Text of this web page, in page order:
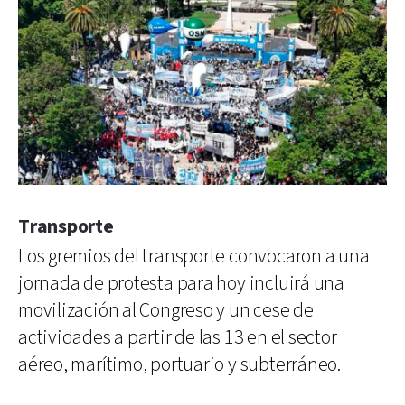
Transporte
Los gremios del transporte convocaron a una
jornada de protesta para hoy incluirá una
movilización al Congreso y un cese de
actividades a partir de las 13 en el sector
aéreo, marítimo, portuario y subterráneo.